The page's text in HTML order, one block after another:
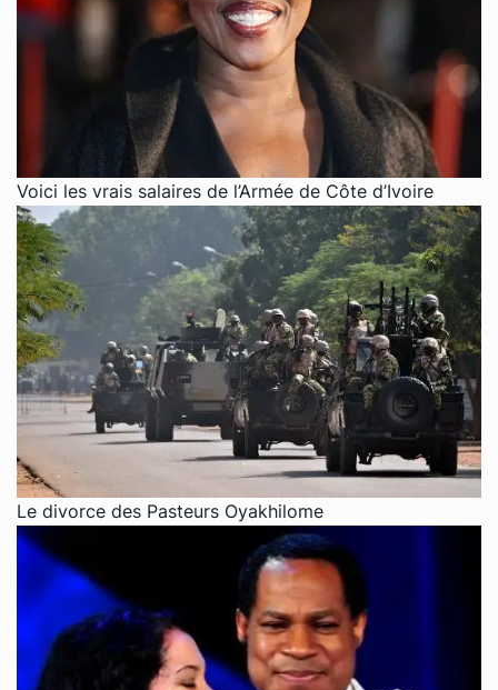
Voici les vrais salaires de l’Armée de Côte d’Ivoire
Le divorce des Pasteurs Oyakhilome